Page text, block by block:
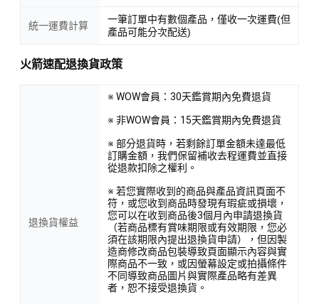
統一運費計算
一筆訂單中有數個產品，僅收一次運費(但
產品可能分次配送)
火箭速配退換貨政策
退換貨權益
※ WOW會員：30天鑑賞期內免費退貨
※ 非WOW會員：15天鑑賞期內免費退貨
※ 部分退貨時，若剩餘訂單金額未達最低
訂購金額，我們保留補收去程運費並直接
從退款扣除之權利。
※ 若您實際收到的商品與產品資訊頁面不
符，或您收到商品時發現有瑕疵或損壞，
您可以在收到商品後3個月內申請退換貨
（若商品標有賞味期限或有效期限，您必
須在該期限內提出退換貨申請），但因製
造商修改商品包裝導致頁面顯示內容與實
際商品不一致，或因螢幕設定或拍攝條件
不同導致商品圖片與實際產品略有差異
者，恕不接受退換貨。